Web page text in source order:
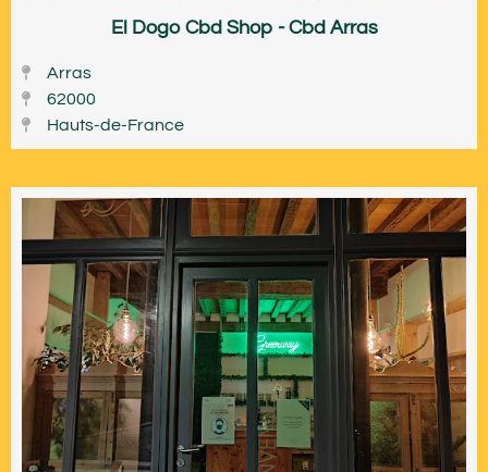
El Dogo Cbd Shop - Cbd Arras
Arras
62000
Hauts-de-France